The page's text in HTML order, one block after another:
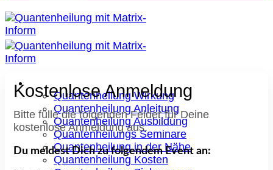
Quantenheilung
Quantenheilung Wirkung
Quantenheilung Anleitung
Quantenheilung Ausbildung
Quantenheilungs Seminare
Quantenheilung in der Nähe
Quantenheilung Kosten
Kostenlose Anmeldung
Bitte fülle die folgenden Felder für Deine
kostenlose Anmeldung aus.
Du meldest Dich zu folgendem Event an: